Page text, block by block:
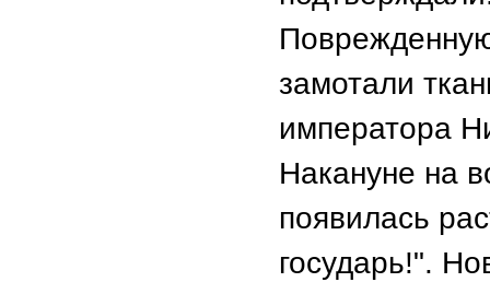
замотали
императора
Накануне на
появилась
государь!".